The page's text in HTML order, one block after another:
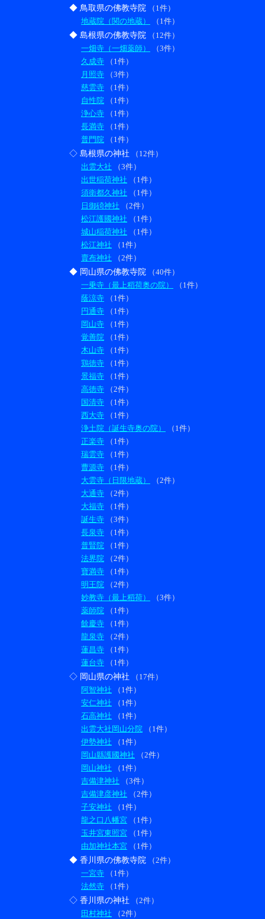
◆ 鳥取県の佛教寺院 （1件）
地蔵院（関の地蔵）
（1件）
◆ 島根県の佛教寺院 （12件）
一畑寺（一畑薬師）
（3件）
久成寺 （1件）
月照寺 （3件）
慈雲寺 （1件）
自性院 （1件）
浄心寺 （1件）
長満寺 （1件）
普門院 （1件）
◇ 島根県の神社 （12件）
出雲大社 （3件）
出世稲荷神社 （1件）
須衛都久神社 （1件）
日御碕神社 （2件）
松江護國神社 （1件）
城山稲荷神社 （1件）
松江神社 （1件）
賣布神社 （2件）
◆ 岡山県の佛教寺院 （40件）
一乗寺（最上稻荷奥の院）
（1件）
蔭涼寺 （1件）
円通寺 （1件）
岡山寺 （1件）
覚善院 （1件）
木山寺 （1件）
鶏徳寺 （1件）
景福寺 （1件）
高徳寺 （2件）
国清寺 （1件）
西大寺 （1件）
浄土院（誕生寺奥の院）
（1件）
正楽寺 （1件）
瑞雲寺 （1件）
曹源寺 （1件）
大雲寺（日限地蔵）
（2件）
大通寺 （2件）
大福寺 （1件）
誕生寺 （3件）
長泉寺 （1件）
普賢院 （1件）
法界院 （2件）
寶満寺 （1件）
明王院 （2件）
妙教寺（最上稻荷）
（3件）
薬師院 （1件）
餘慶寺 （1件）
龍泉寺 （2件）
蓮昌寺 （1件）
蓮台寺 （1件）
◇ 岡山県の神社 （17件）
阿智神社 （1件）
安仁神社 （1件）
石高神社 （1件）
出雲大社岡山分院 （1件）
伊勢神社 （1件）
岡山縣護國神社 （2件）
岡山神社 （1件）
吉備津神社 （3件）
吉備津彦神社 （2件）
子安神社 （1件）
龍之口八幡宮 （1件）
玉井宮東照宮 （1件）
由加神社本宮 （1件）
◆ 香川県の佛教寺院 （2件）
一宮寺 （1件）
法然寺 （1件）
◇ 香川県の神社 （2件）
田村神社 （2件）